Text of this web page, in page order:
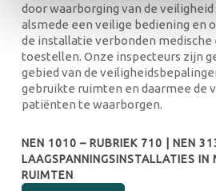
door waarborging van de
alsmede een veilige bediening en
de installatie verbonden medische
toestellen. Onze inspecteurs zijn
gebied van de
gebruikte ruimten en daarmee de
patiënten te waarborgen.
NEN 1010 – RUBRIEK 710 | NEN
LAAGSPANNINGSINSTALLATIES IN
RUIMTEN